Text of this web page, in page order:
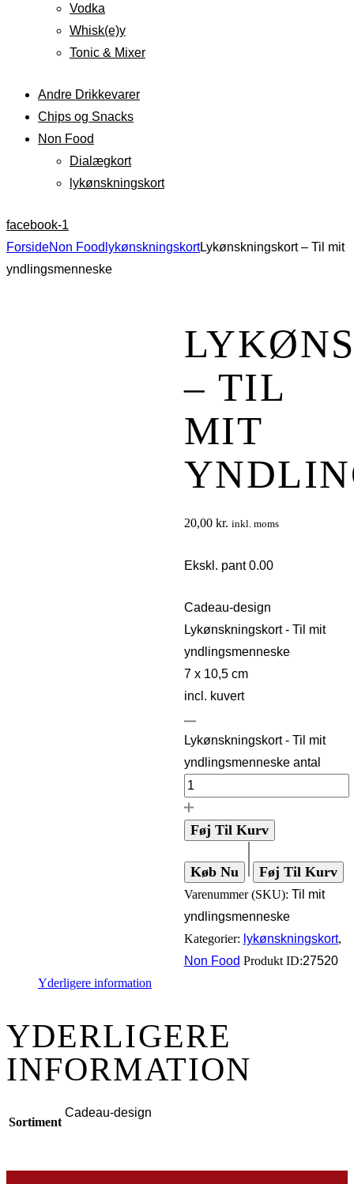
Vodka
Whisk(e)y
Tonic & Mixer
Andre Drikkevarer
Chips og Snacks
Non Food
Dialægkort
lykønskningskort
facebook-1
ForsideNon Food lykønskningskortLykønskningskort – Til mit
yndlingsmenneske
– TIL
MIT
20,00 kr. inkl. moms
Ekskl. pant 0.00
Cadeau-design
Lykønskningskort - Til mit
yndlingsmenneske
7 x 10,5 cm
incl. kuvert
Lykønskningskort - Til mit
yndlingsmenneske antal
Føj Til Kurv
Køb Nu Føj Til Kurv
Varenummer (SKU): Til mit
yndlingsmenneske
Kategorier: lykønskningskort,
Non Food Produkt ID:27520
Yderligere information
YDERLIGERE
INFORMATION
Sortiment
Cadeau-design